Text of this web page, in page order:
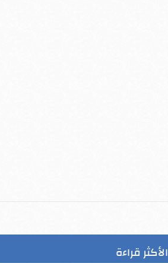
الأكثر قراءة